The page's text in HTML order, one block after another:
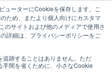
ューターにCookieを保存します。こ
ため、またより個人向けにカスタマ
のサイトおよび他のメディアで使用さ
詳細は、プライバシーポリシーをご
跡することはありません。ただ
手間を省くために、小さなCookie
まずは相談申込（無料）
イトトップ
福井県の求人を探す